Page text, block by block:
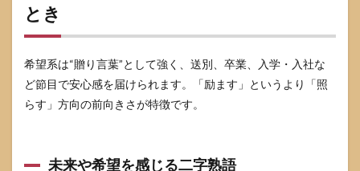
とき
希望系は“贈り言葉”として強く、送別、卒業、入学・入社な
ど節目で安心感を届けられます。「励ます」というより「照
らす」方向の前向きさが特徴です。
未来や希望を感じる二字熟語